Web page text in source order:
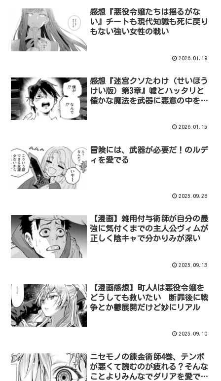
感想『悪役令嬢たちは揺るがな
い』チートも現代知識も死に戻り
もない強い女性の戦い
2026.01.19
感想『迷宮クソたわけ（せいほう
けい版）第3章』嘘とハッタリと
僅かな魔法を武器に悪意の中を泳
2026.01.15
冒険には、武器が必要だ！のルデ
ィを愛でる
2025.09.28
【漫画】雑用付与術師が自分の最
強に気付くまでの主人公ヴィムが
正しく陰キャで分かりみが深い
2025.09.13
【漫画感想】町人Aは悪役令嬢を
どうしても救いたい 断罪後に戦
争とか鬱展開だけど妙にリアル
2025.09.10
ニセモノの錬金術師4巻、テンポ
が悪くて読むのが疲れる？そんな
ことよりみんなでダリアを愛でた